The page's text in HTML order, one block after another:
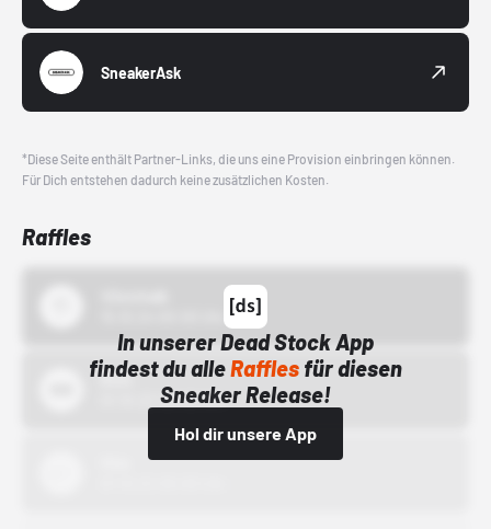
SneakerAsk
*Diese Seite enthält Partner-Links, die uns eine Provision einbringen können.
Für Dich entstehen dadurch keine zusätzlichen Kosten.
Raffles
In unserer Dead Stock App
findest du alleRafflesfür diesen
Sneaker Release!
Hol dir unsere App
Bstn
01.10.22 00:00 Uhr